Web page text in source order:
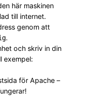
här maskinen
till internet.
genom att
.
och skriv in din
exempel:
för Apache –